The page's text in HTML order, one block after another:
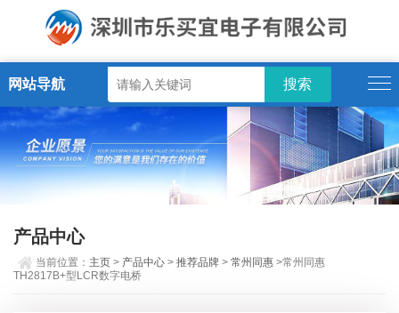
网站导航
产品中心
当前位置： 主页 > 产品中心 >推荐品牌 >常州同惠 >常州同惠
TH2817B+型LCR数字电桥